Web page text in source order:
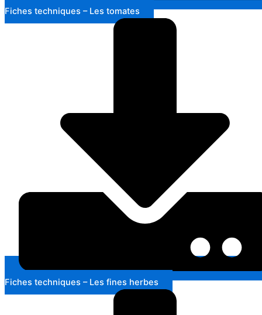
Fiches techniques – Les tomates
Fiches techniques – Les fines herbes